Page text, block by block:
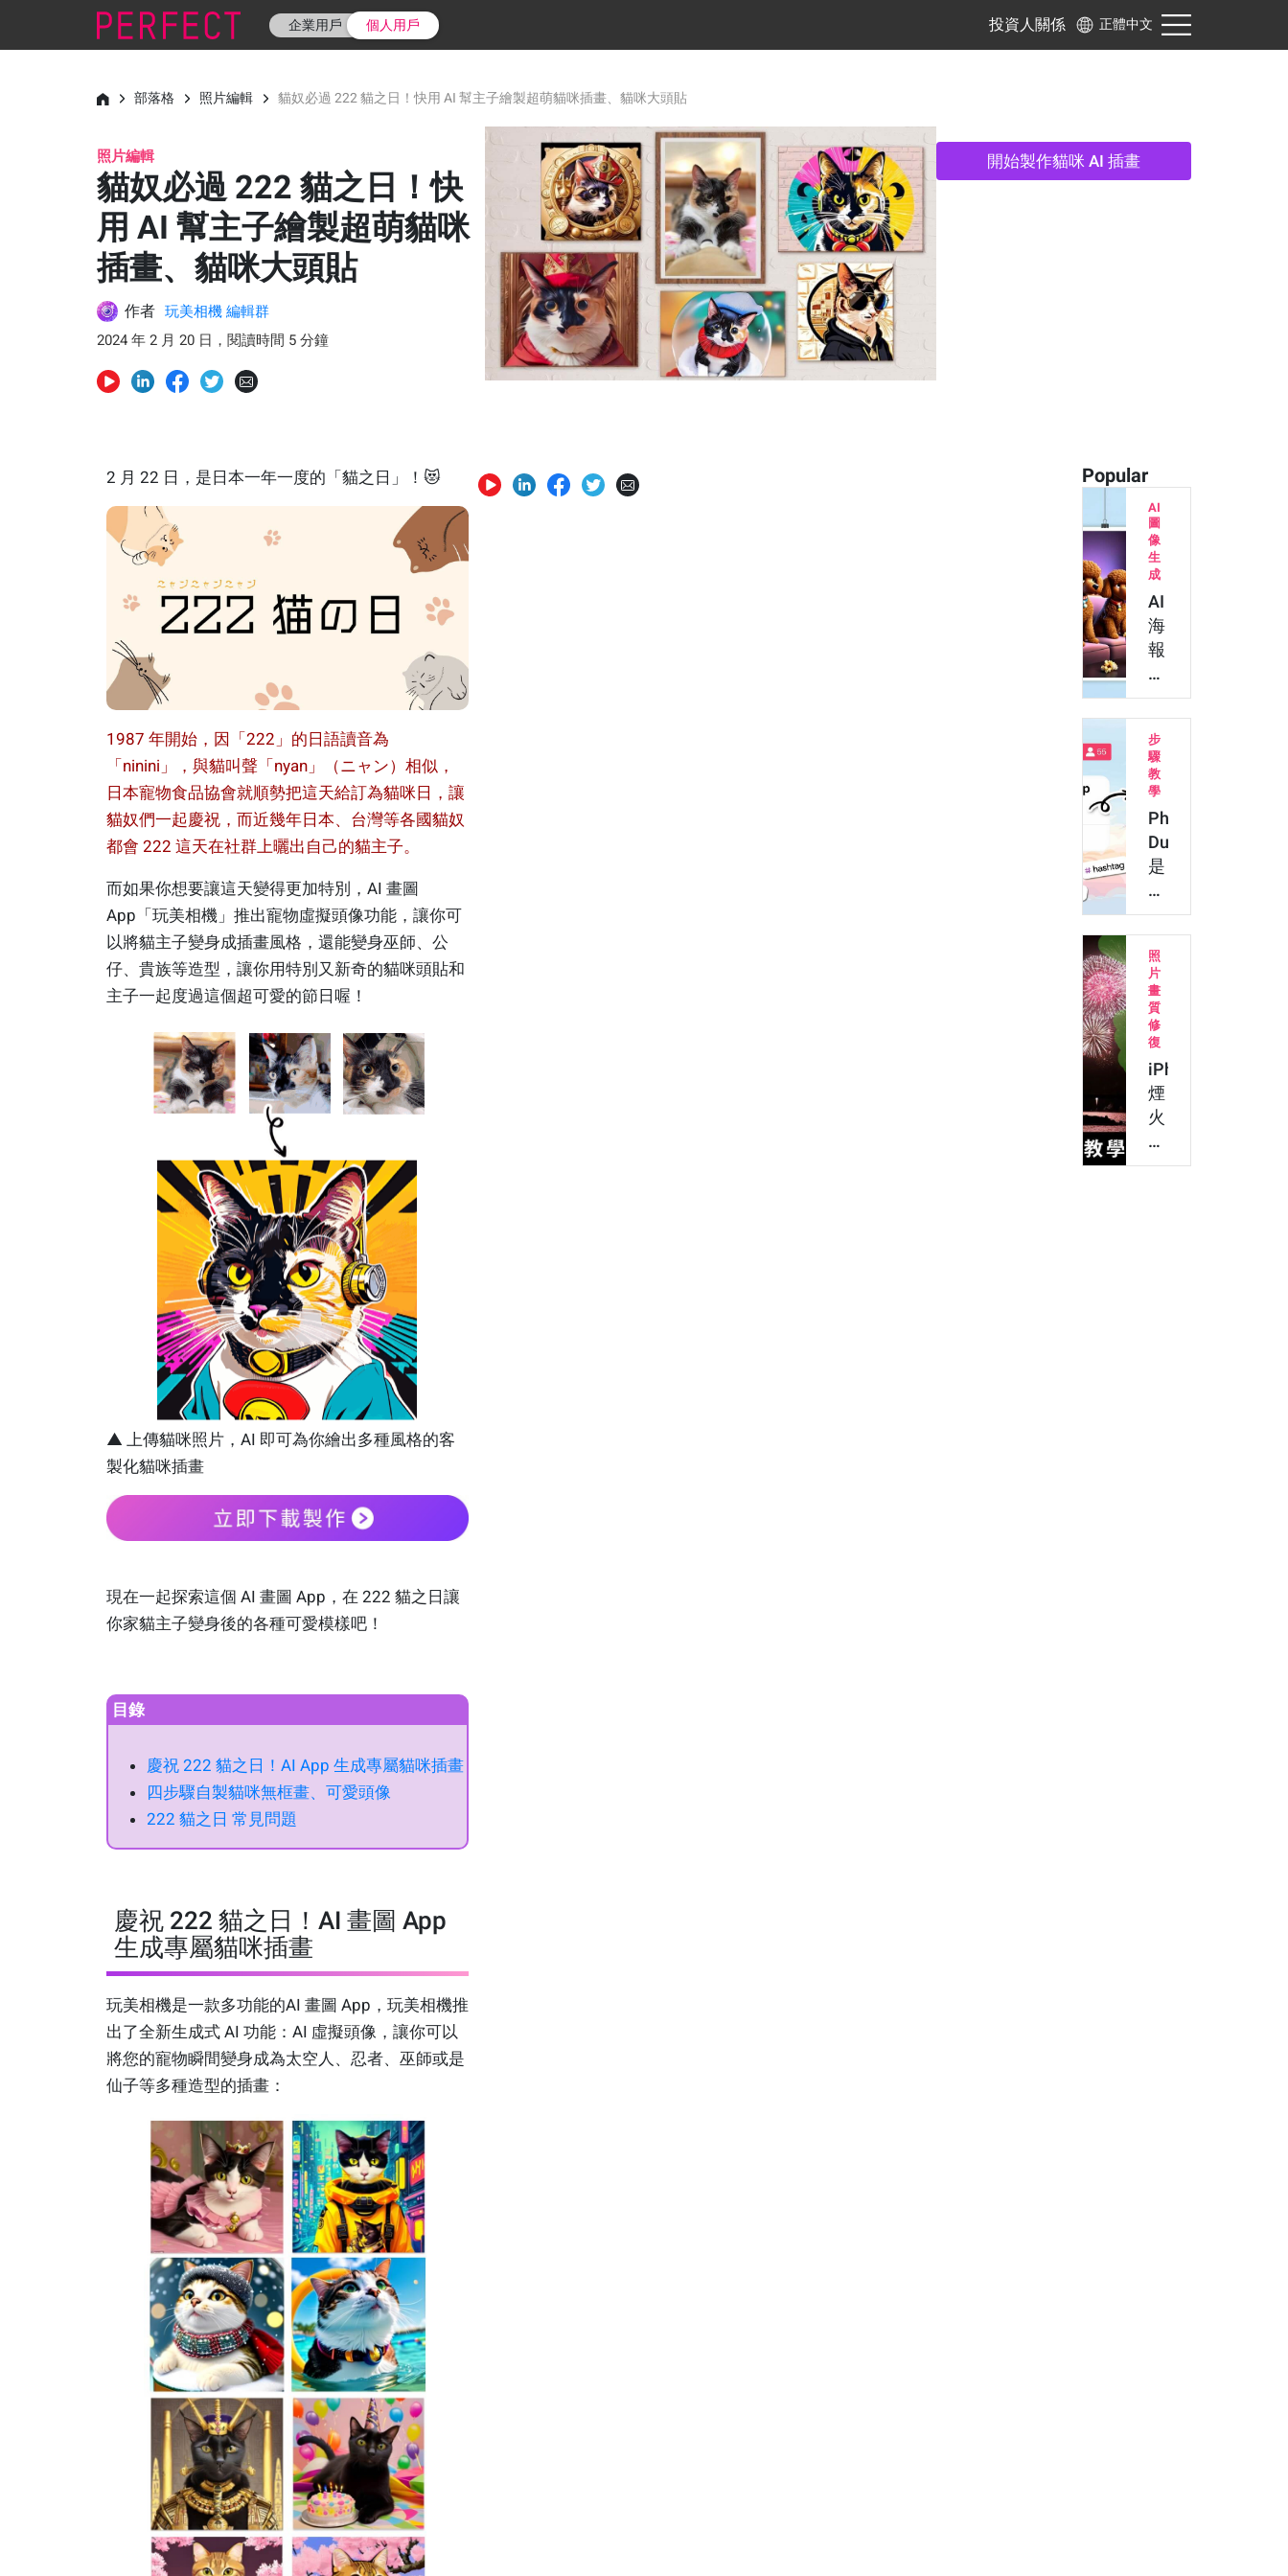
企業用戶 個人用戶 投資人關係 正體中文
部落格 照片編輯 貓奴必過 222 貓之日！快用 AI 幫主子繪製超萌貓咪插畫、貓咪大頭貼
照片編輯
貓奴必過 222 貓之日！快
用 AI 幫主子繪製超萌貓咪
插畫、貓咪大頭貼
作者 玩美相機 編輯群
2024 年 2 月 20 日，閱讀時間 5 分鐘
開始製作貓咪 AI 插畫
2 月 22 日，是日本一年一度的「貓之日」！😻
1987 年開始，因「222」的日語讀音為
「ninini」，與貓叫聲「nyan」（ニャン）相似，
日本寵物食品協會就順勢把這天給訂為貓咪日，讓
貓奴們一起慶祝，而近幾年日本、台灣等各國貓奴
都會 222 這天在社群上曬出自己的貓主子。
而如果你想要讓這天變得更加特別，AI 畫圖
App「玩美相機」推出寵物虛擬頭像功能，讓你可
以將貓主子變身成插畫風格，還能變身巫師、公
仔、貴族等造型，讓你用特別又新奇的貓咪頭貼和
主子一起度過這個超可愛的節日喔！
▲ 上傳貓咪照片，AI 即可為你繪出多種風格的客
製化貓咪插畫
現在一起探索這個 AI 畫圖 App，在 222 貓之日讓
你家貓主子變身後的各種可愛模樣吧！
目錄
慶祝 222 貓之日！AI App 生成專屬貓咪插畫
四步驟自製貓咪無框畫、可愛頭像
222 貓之日 常見問題
慶祝 222 貓之日！AI 畫圖 App
生成專屬貓咪插畫
玩美相機是一款多功能的AI 畫圖 App，玩美相機推
出了全新生成式 AI 功能：AI 虛擬頭像，讓你可以
將您的寵物瞬間變身成為太空人、忍者、巫師或是
仙子等多種造型的插畫：
Popular
AI
圖
像
生
成
AI
海
報
App
生
成
毛
孩
迪
士
尼
風
海
報！
把
寵
物
變
成
通
電
影
主
步
驟
教
學
Photo
Dump
是
什
麼？
教
你
做
7
月
July
Dump！
IG
多
張
照
片
畫
質
修
復
iPhone
煙
火
修
圖